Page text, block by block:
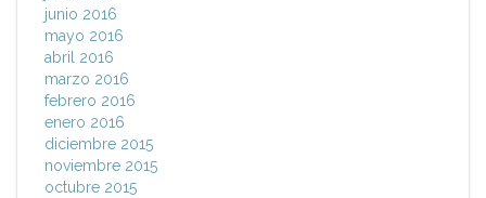
junio 2016
mayo 2016
abril 2016
marzo 2016
febrero 2016
enero 2016
diciembre 2015
noviembre 2015
octubre 2015